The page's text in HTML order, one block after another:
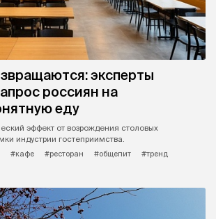
эксперты
россиян на
еду
эффект от возрождения столовых
индустрии гостеприимства.
#кафе #ресторан #общепит
#тренд